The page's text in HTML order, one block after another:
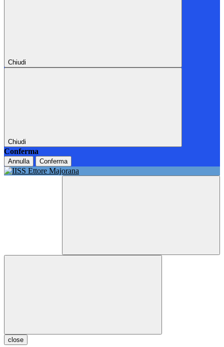
Chiudi
Chiudi
Conferma
Annulla Conferma
close